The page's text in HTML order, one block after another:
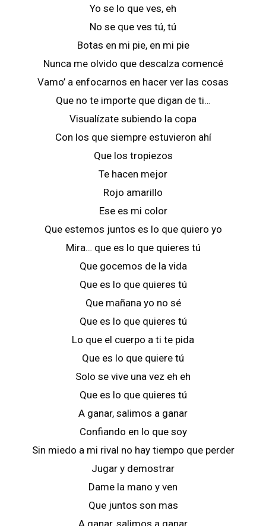
Yo se lo que ves, eh
No se que ves tú, tú
Botas en mi pie, en mi pie
Nunca me olvido que descalza comencé
Vamo’ a enfocarnos en hacer ver las cosas
Que no te importe que digan de ti…
Visualízate subiendo la copa
Con los que siempre estuvieron ahí
Que los tropiezos
Te hacen mejor
Rojo amarillo
Ese es mi color
Que estemos juntos es lo que quiero yo
Mira… que es lo que quieres tú
Que gocemos de la vida
Que es lo que quieres tú
Que mañana yo no sé
Que es lo que quieres tú
Lo que el cuerpo a ti te pida
Que es lo que quiere tú
Solo se vive una vez eh eh
Que es lo que quieres tú
A ganar, salimos a ganar
Confiando en lo que soy
Sin miedo a mi rival no hay tiempo que perder
Jugar y demostrar
Dame la mano y ven
Que juntos son mas